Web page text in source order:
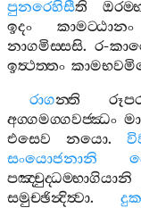
පුනරෙහිසීති
ඉදං
කාමට‍්ඨානං
නාගමිස‍්සසි.ර-
ඉත්‍ථත‍්තං
රාගන‍්ති
අග‍්ගමග‍්ගවජ‍්ඣං
එසෙව
නයො.
සංයොජනානි
පඤ‍්චුද‍්ධම‍්භාගියානි
සමුච‍්ඡින්‍දිත්‍වා.